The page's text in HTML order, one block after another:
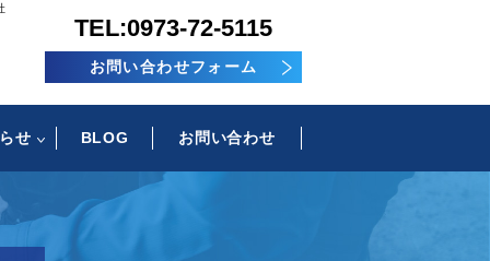
TEL:0973-72-5115
お問い合わせフォーム
せ BLOG お問い合わせ